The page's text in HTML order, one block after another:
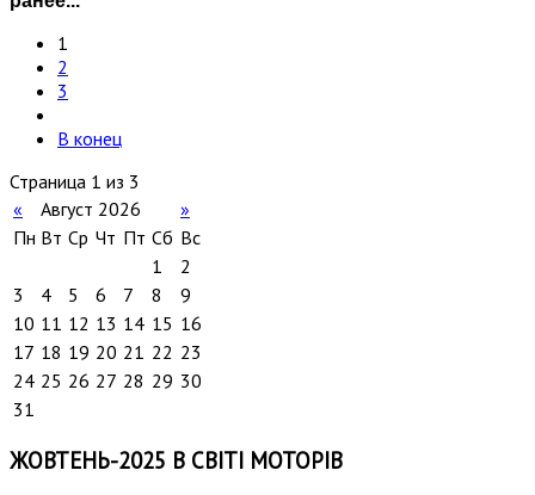
1
2
3
В конец
Страница 1 из 3
«
Август 2026
»
Пн Вт Ср Чт Пт Сб Вс
1
2
3
4 5 6 7 8
9
10 11 12 13 14 15 16
17 18 19 20 21 22 23
24 25 26 27 28 29 30
31
ЖОВТЕНЬ-2025 В СВІТІ МОТОРІВ